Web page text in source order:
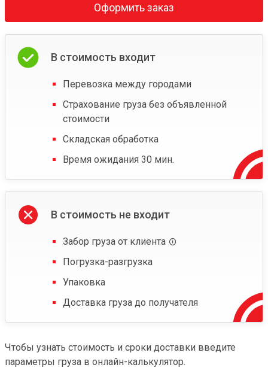
Оформить заказ
В стоимость входит
Перевозка между городами
Страхование груза без объявленной
стоимости
Складская обработка
Время ожидания 30 мин.
В стоимость не входит
Забор груза от клиента
Погрузка-разгрузка
Упаковка
Доставка груза до получателя
Чтобы узнать стоимость и сроки доставки введите
параметры груза в онлайн-калькулятор.